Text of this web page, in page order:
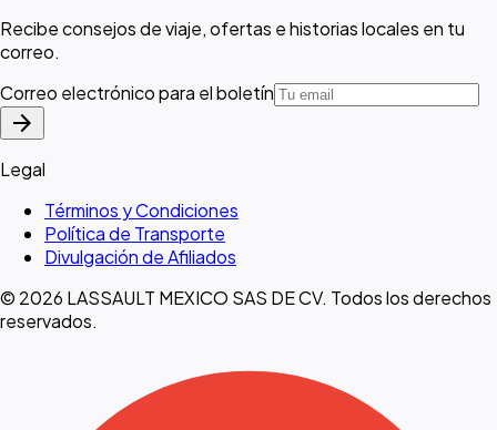
Recibe consejos de viaje, ofertas e historias locales en tu
correo.
Correo electrónico para el boletín
arrow_forward
Legal
Términos y Condiciones
Política de Transporte
Divulgación de Afiliados
© 2026 LASSAULT MEXICO SAS DE CV. Todos los derechos
reservados.